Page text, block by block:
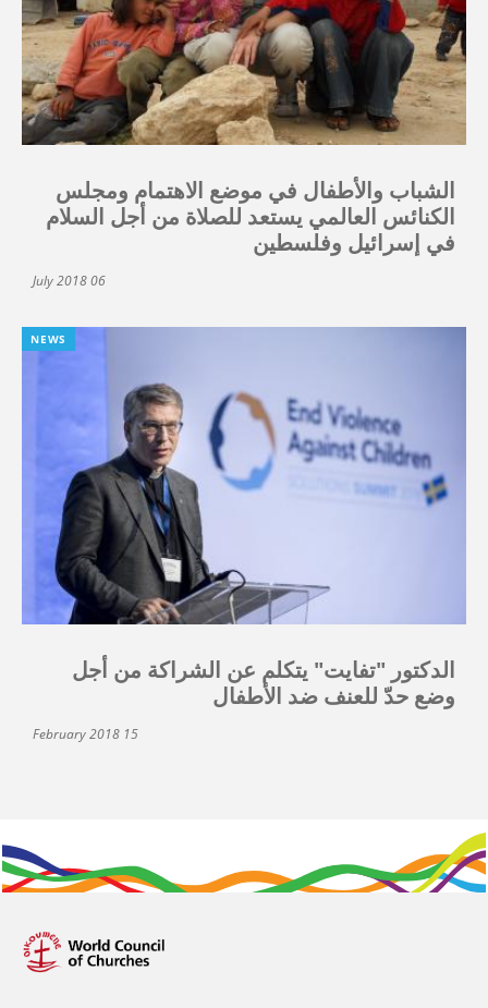
الشباب والأطفال في موضع الاهتمام ومجلس
الكنائس العالمي يستعد للصلاة من أجل السلام
في إسرائيل وفلسطين
06 July 2018
NEWS
الدكتور "تفايت" يتكلم عن الشراكة من أجل
وضع حدّ للعنف ضد الأطفال
15 February 2018